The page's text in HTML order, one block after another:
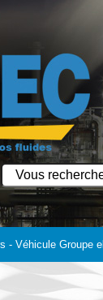
- Véhicule Groupe